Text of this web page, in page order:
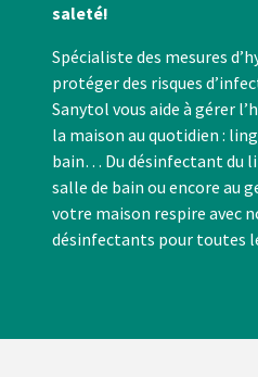
saleté!
Spécialiste des mesures
protéger des risques
Sanytol vous aide à gérer
la maison au quotidien :
bain… Du désinfectant du
salle de bain ou encore au
votre maison respire avec
désinfectants pour toutes